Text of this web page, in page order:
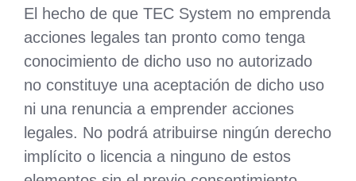
El hecho de que TEC System no emprenda
acciones legales tan pronto como tenga
conocimiento de dicho uso no autorizado
no constituye una aceptación de dicho uso
ni una renuncia a emprender acciones
legales. No podrá atribuirse ningún derecho
implícito o licencia a ninguno de estos